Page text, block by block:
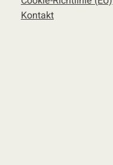
Kontakt